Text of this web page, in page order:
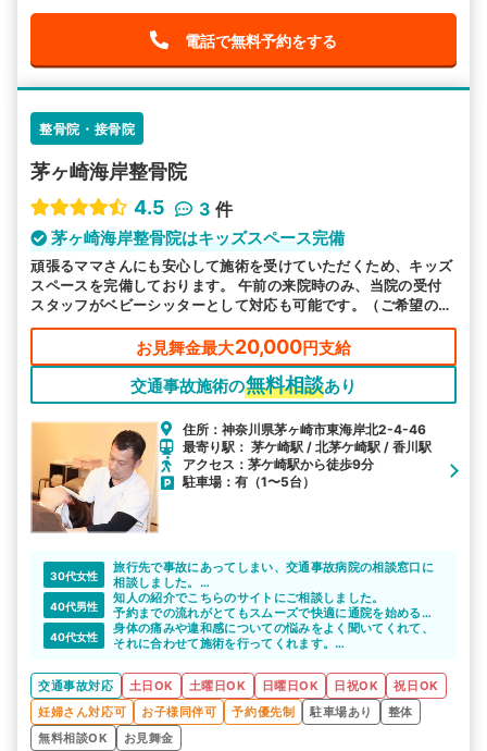
電話で無料予約をする
整骨院・接骨院
茅ヶ崎海岸整骨院
4.5
3 件
茅ヶ崎海岸整骨院はキッズスペース完備
頑張るママさんにも安心して施術を受けていただくため、キッズ
スペースを完備しております。 午前の来院時のみ、当院の受付
スタッフがベビーシッターとして対応も可能です。（ご希望の際
はご予約時にお伝えください）
お見舞金最大20,000円支給
交通事故施術の無料相談あり
住所：神奈川県茅ヶ崎市東海岸北2-4-46
最寄り駅： 茅ケ崎駅 / 北茅ケ崎駅 / 香川駅
アクセス：茅ケ崎駅から徒歩9分
駐車場：有（1〜5台）
30代女性
旅行先で事故にあってしまい、交通事故病院の相談窓口に
相談しました。
旅行先ですぐにでも通院した方がいいのか、帰って探した
方がいいのか等、最初どうしていいか分からなかったとき
に相談できて助かりました。
整骨院の先生も親身に対応していただけて、安心して治療
40代男性
知人の紹介でこちらのサイトにご相談しました。
予約までの流れがとてもスムーズで快適に通院を始めるこ
とができました。
40代女性
身体の痛みや違和感についての悩みをよく聞いてくれて、
それに合わせて施術を行ってくれます。
えてくれる心強い先生です。
交通事故対応 土日OK 土曜日OK 日曜日OK 日祝OK
祝日OK
妊婦さん対応可
お子様同伴可 予約優先制 駐車場あり
整体
無料相談OK
お見舞金